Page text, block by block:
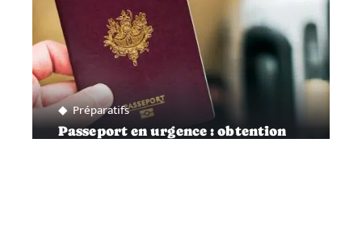
Préparatifs
Passeport en urgence : obtention